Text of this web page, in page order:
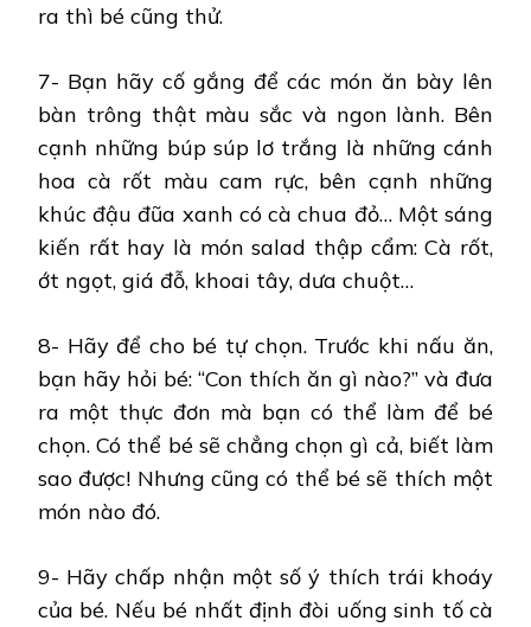
ra thì bé cũng thử.
7- Bạn hãy cố gắng để các món ăn bày lên
bàn trông thật màu sắc và ngon lành. Bên
cạnh những búp súp lơ trắng là những cánh
hoa cà rốt màu cam rực, bên cạnh những
khúc đậu đũa xanh có cà chua đỏ… Một sáng
kiến rất hay là món salad thập cẩm: Cà rốt,
ớt ngọt, giá đỗ, khoai tây, dưa chuột…
8- Hãy để cho bé tự chọn. Trước khi nấu ăn,
bạn hãy hỏi bé: “Con thích ăn gì nào?” và đưa
ra một thực đơn mà bạn có thể làm để bé
chọn. Có thể bé sẽ chẳng chọn gì cả, biết làm
sao được! Nhưng cũng có thể bé sẽ thích một
món nào đó.
9- Hãy chấp nhận một số ý thích trái khoáy
của bé. Nếu bé nhất định đòi uống sinh tố cà